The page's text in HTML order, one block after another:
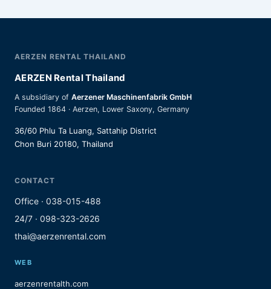
AERZEN RENTAL THAILAND
AERZEN Rental Thailand
A subsidiary of Aerzener Maschinenfabrik GmbH
Founded 1864 · Aerzen, Lower Saxony, Germany
36/60 Phlu Ta Luang, Sattahip District
Chon Buri 20180, Thailand
CONTACT
Office · 038-015-488
24/7 · 098-323-2626
thai@aerzenrental.com
WEB
aerzenrentalth.com